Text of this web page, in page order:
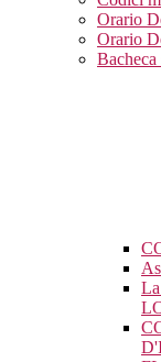
Orario
Orario
Bacheca